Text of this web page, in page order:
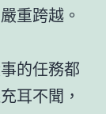
重跨越。
的任務都
耳不聞，